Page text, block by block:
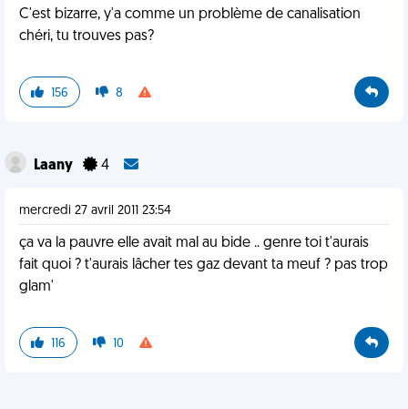
C'est bizarre, y'a comme un problème de canalisation
chéri, tu trouves pas?
156 8
Laany 4
mercredi 27 avril 2011 23:54
ça va la pauvre elle avait mal au bide .. genre toi t'aurais
fait quoi ? t'aurais lâcher tes gaz devant ta meuf ? pas trop
glam'
116 10